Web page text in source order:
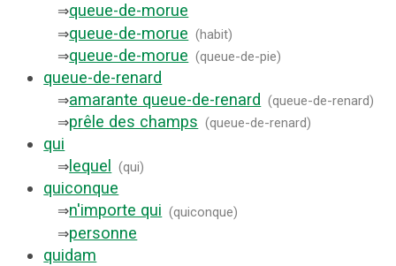
⇒queue-de-morue
⇒queue-de-morue (habit)
⇒queue-de-morue (queue-de-pie)
queue-de-renard
⇒amarante queue-de-renard (queue-de-renard)
⇒prêle des champs (queue-de-renard)
qui
⇒ lequel (qui)
quiconque
⇒n'importe qui (quiconque)
⇒personne
quidam